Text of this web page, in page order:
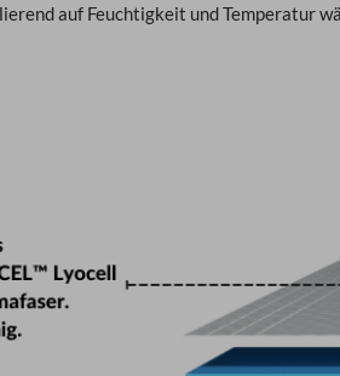
auf Feuchtigkeit und Temperatur